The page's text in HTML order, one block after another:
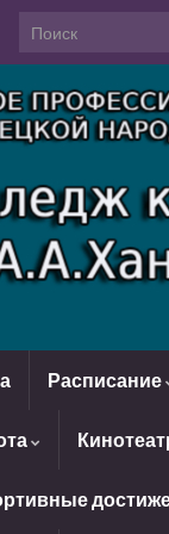
Search for:
Расписание